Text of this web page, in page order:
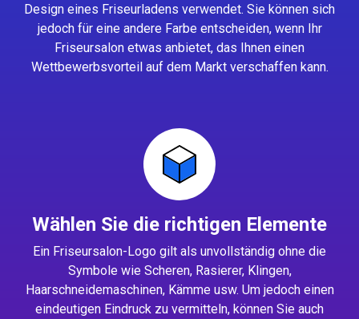
Design eines Friseurladens verwendet. Sie können sich
jedoch für eine andere Farbe entscheiden, wenn Ihr
Friseursalon etwas anbietet, das Ihnen einen
Wettbewerbsvorteil auf dem Markt verschaffen kann.
Wählen Sie die richtigen Elemente
Ein Friseursalon-Logo gilt als unvollständig ohne die
Symbole wie Scheren, Rasierer, Klingen,
Haarschneidemaschinen, Kämme usw. Um jedoch einen
eindeutigen Eindruck zu vermitteln, können Sie auch